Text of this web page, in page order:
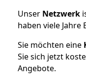
Unser Netzwerk
haben viele
Sie möchten eine
Sie sich jetzt
Angebote.